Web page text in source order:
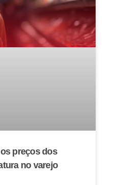
preços dos
no varejo